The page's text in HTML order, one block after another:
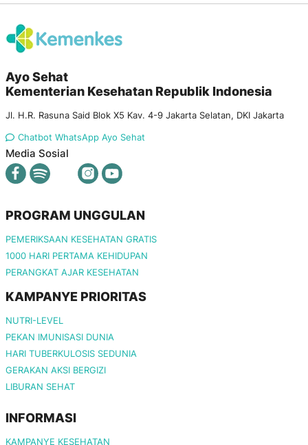
Ayo Sehat
Kementerian Kesehatan Republik Indonesia
Jl. H.R. Rasuna Said Blok X5 Kav. 4-9 Jakarta Selatan, DKI Jakarta
Chatbot WhatsApp Ayo Sehat
Media Sosial
PROGRAM UNGGULAN
PEMERIKSAAN KESEHATAN GRATIS
1000 HARI PERTAMA KEHIDUPAN
PERANGKAT AJAR KESEHATAN
KAMPANYE PRIORITAS
NUTRI-LEVEL
PEKAN IMUNISASI DUNIA
HARI TUBERKULOSIS SEDUNIA
GERAKAN AKSI BERGIZI
LIBURAN SEHAT
INFORMASI
KAMPANYE KESEHATAN